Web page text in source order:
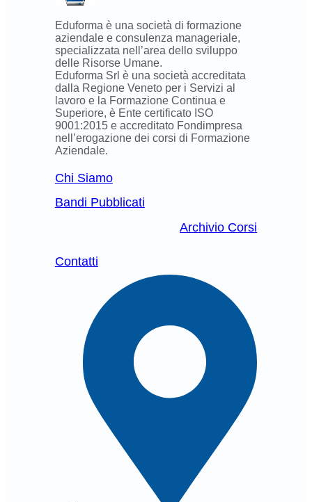
Eduforma è una società di formazione
aziendale e consulenza manageriale,
specializzata nell’area dello sviluppo
delle Risorse Umane.
Eduforma Srl è una società accreditata
dalla Regione Veneto per i Servizi al
lavoro e la Formazione Continua e
Superiore, è Ente certificato ISO
9001:2015 e accreditato Fondimpresa
nell’erogazione dei corsi di Formazione
Aziendale.
Chi Siamo
Bandi Pubblicati
Archivio Corsi
Contatti